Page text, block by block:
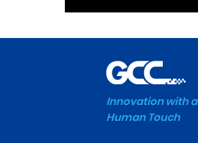
Innovation with a
Human Touch